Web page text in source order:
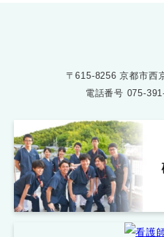
〒615-8256 京都市西
電話番号 075-